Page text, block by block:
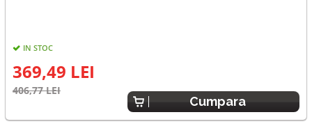
IN STOC
369,49 LEI
406,77 LEI
Cumpara